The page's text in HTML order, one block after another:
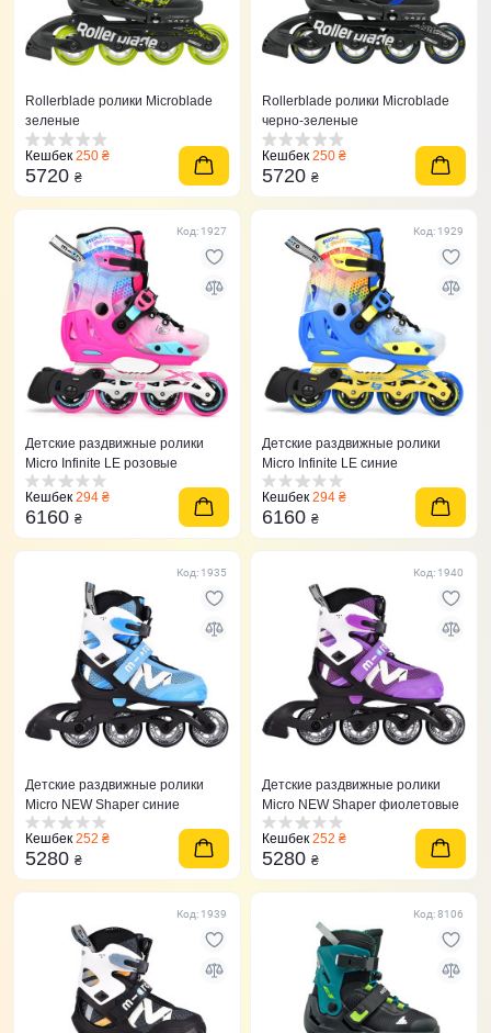
Rollerblade ролики Microblade
зеленые
Кешбек 250 ₴
5720 ₴
Rollerblade ролики Microblade
черно-зеленые
Кешбек 250 ₴
5720 ₴
Код: 1927
Детские раздвижные ролики
Micro Infinite LE розовые
Кешбек 294 ₴
6160 ₴
Код: 1929
Детские раздвижные ролики
Micro Infinite LE синие
Кешбек 294 ₴
6160 ₴
Код: 1935
Детские раздвижные ролики
Micro NEW Shaper синие
Кешбек 252 ₴
5280 ₴
Код: 1940
Детские раздвижные ролики
Micro NEW Shaper фиолетовые
Кешбек 252 ₴
5280 ₴
Код: 1939 Код: 8106